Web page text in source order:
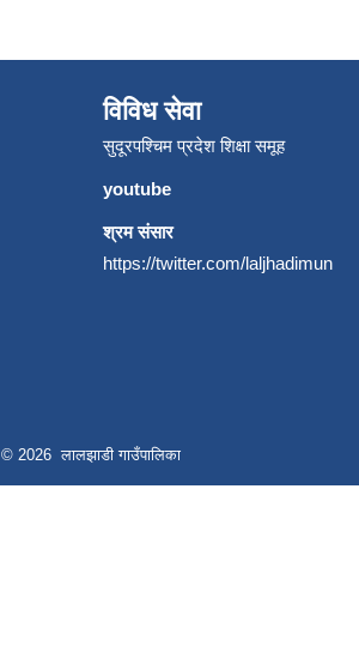
विविध सेवा
सुदूरपश्चिम प्रदेश शिक्षा समूह
youtube
श्रम संसार
https://twitter.com/laljhadimun
© 2026 लालझाडी गाउँपालिका